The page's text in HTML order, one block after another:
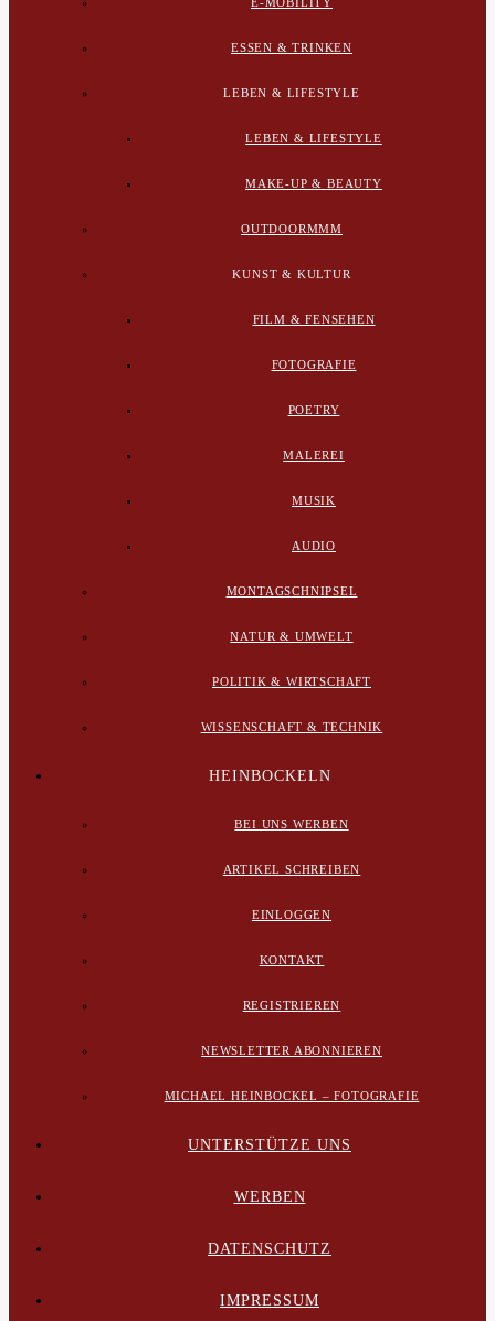
ESSEN & TRINKEN
LEBEN & LIFESTYLE
LEBEN & LIFESTYLE
MAKE-UP & BEAUTY
OUTDOORMMM
KUNST & KULTUR
FILM & FENSEHEN
FOTOGRAFIE
POETRY
MALEREI
MUSIK
AUDIO
MONTAGSCHNIPSEL
NATUR & UMWELT
POLITIK & WIRTSCHAFT
WISSENSCHAFT & TECHNIK
HEINBOCKELN
BEI UNS WERBEN
ARTIKEL SCHREIBEN
EINLOGGEN
KONTAKT
REGISTRIEREN
NEWSLETTER ABONNIEREN
MICHAEL HEINBOCKEL – FOTOGRAFIE
UNTERSTÜTZE UNS
WERBEN
DATENSCHUTZ
IMPRESSUM